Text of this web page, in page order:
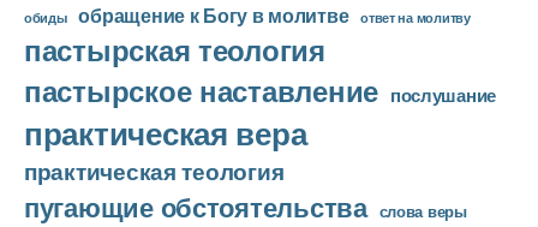
обиды обращение к Богу в молитве ответ на молитву
пастырская теология
пастырское наставление послушание
практическая вера
практическая теология
пугающие обстоятельства слова веры